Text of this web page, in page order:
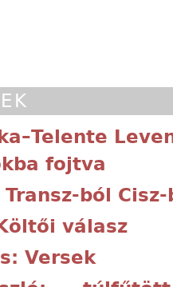
fojtva
ból Cisz-
válasz
Versek